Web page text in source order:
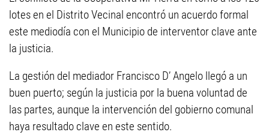
lotes en el Distrito Vecinal encontró un acuerdo formal
este mediodía con el Municipio de interventor clave ante
la justicia.
La gestión del mediador Francisco D’ Angelo llegó a un
buen puerto; según la justicia por la buena voluntad de
las partes, aunque la intervención del gobierno comunal
haya resultado clave en este sentido.